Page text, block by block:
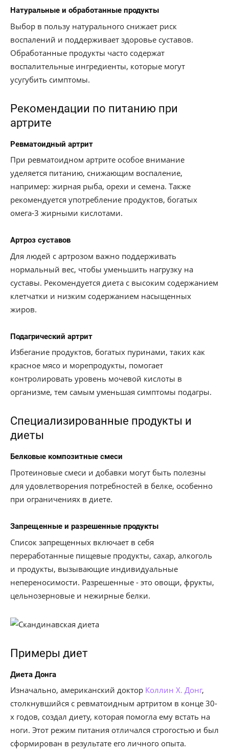
Натуральные и обработанные продукты
Выбор в пользу натурального снижает риск
воспалений и поддерживает здоровье суставов.
Обработанные продукты часто содержат
воспалительные ингредиенты, которые могут
усугубить симптомы.
Рекомендации по питанию при
артрите
Ревматоидный артрит
При ревматоидном артрите особое внимание
уделяется питанию, снижающим воспаление,
например: жирная рыба, орехи и семена. Также
рекомендуется употребление продуктов, богатых
омега-3 жирными кислотами.
Артроз суставов
Для людей с артрозом важно поддерживать
нормальный вес, чтобы уменьшить нагрузку на
суставы. Рекомендуется диета с высоким содержанием
клетчатки и низким содержанием насыщенных
жиров.
Подагрический артрит
Избегание продуктов, богатых пуринами, таких как
красное мясо и морепродукты, помогает
контролировать уровень мочевой кислоты в
организме, тем самым уменьшая симптомы подагры.
Специализированные продукты и
диеты
Белковые композитные смеси
Протеиновые смеси и добавки могут быть полезны
для удовлетворения потребностей в белке, особенно
при ограничениях в диете.
Запрещенные и разрешенные продукты
Список запрещенных включает в себя
переработанные пищевые продукты, сахар, алкоголь
и продукты, вызывающие индивидуальные
непереносимости. Разрешенные - это овощи, фрукты,
цельнозерновые и нежирные белки.
Примеры диет
Диета Донга
Изначально, американский доктор Коллин Х. Донг,
столкнувшийся с ревматоидным артритом в конце 30-
х годов, создал диету, которая помогла ему встать на
ноги. Этот режим питания отличался строгостью и был
сформирован в результате его личного опыта.